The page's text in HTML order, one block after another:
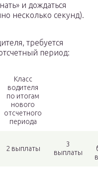
и дождаться
несколько секунд).
требуется
период:
Класс
водителя
по итогам
нового
отсчетного
периода
2 выплаты
3
выплаты